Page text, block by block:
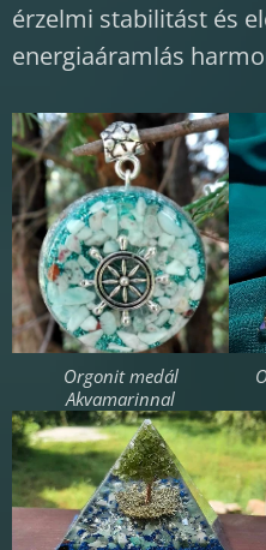
érzelmi stabilitást és
energiaáramlás
Orgonit medál
Akvamarinnal